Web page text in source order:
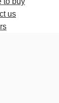
us